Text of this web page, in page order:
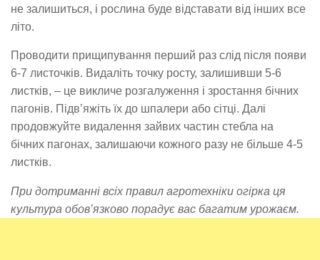
не залишиться, і рослина буде відставати від інших все
літо.
Проводити прищипування перший раз слід після появи
6-7 листочків. Видаліть точку росту, залишивши 5-6
листків, – це викличе розгалуження і зростання бічних
пагонів. Підв’яжіть їх до шпалери або сітці. Далі
продовжуйте видалення зайвих частин стебла на
бічних пагонах, залишаючи кожного разу не більше 4-5
листків.
При дотриманні всіх правил агротехніки огірка ця
культура обов’язково порадує вас багатим урожаєм.